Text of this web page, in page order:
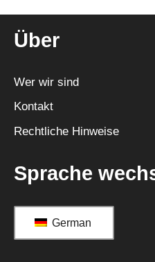
i
e
:
Über
Wer wir sind
Kontakt
Rechtliche Hinweise
Sprache
German